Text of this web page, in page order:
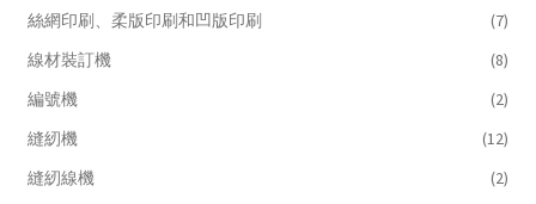
絲網印刷、柔版印刷和凹版印刷
(7)
線材裝訂機
(8)
編號機
(2)
縫紉機
(12)
縫紉線機
(2)